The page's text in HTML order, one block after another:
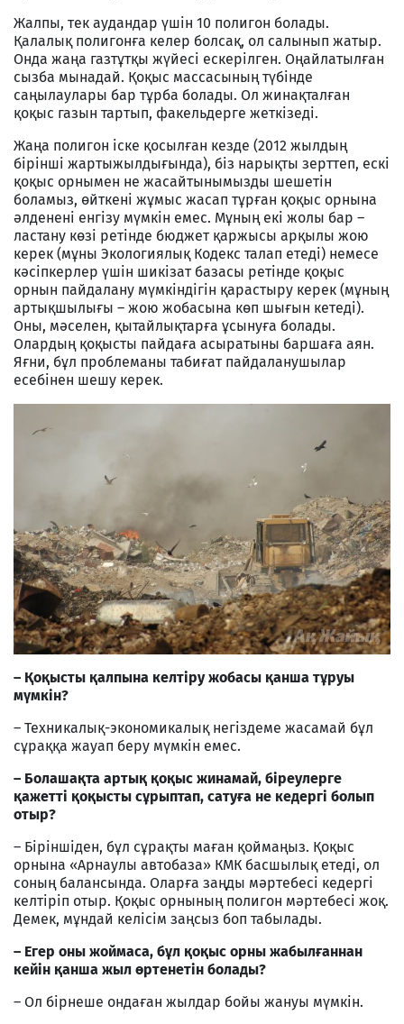
Жалпы, тек аудандар үшін 10 полигон болады.
Қалалық полигонға келер болсақ, ол салынып жатыр.
Онда жаңа газтұтқы жүйесі ескерілген. Оңайлатылған
сызба мынадай. Қоқыс массасының түбінде
саңылаулары бар тұрба болады. Ол жинақталған
қоқыс газын тартып, факельдерге жеткізеді.
Жаңа полигон іске қосылған кезде (2012 жылдың
бірінші жартыжылдығында), біз нарықты зерттеп, ескі
қоқыс орнымен не жасайтынымызды шешетін
боламыз, өйткені жұмыс жасап тұрған қоқыс орнына
әлденені енгізу мүмкін емес. Мұның екі жолы бар –
ластану көзі ретінде бюджет қаржысы арқылы жою
керек (мұны Экологиялық Кодекс талап етеді) немесе
кәсіпкерлер үшін шикізат базасы ретінде қоқыс
орнын пайдалану мүмкіндігін қарастыру керек (мұның
артықшылығы – жою жобасына көп шығын кетеді).
Оны, мәселен, қытайлықтарға ұсынуға болады.
Олардың қоқысты пайдаға асыратыны баршаға аян.
Яғни, бұл проблеманы табиғат пайдаланушылар
есебінен шешу керек.
– Қоқысты қалпына келтіру жобасы қанша тұруы
мүмкін?
– Техникалық-экономикалық негіздеме жасамай бұл
сұраққа жауап беру мүмкін емес.
– Болашақта артық қоқыс жинамай, біреулерге
қажетті қоқысты сұрыптап, сатуға не кедергі болып
отыр?
– Біріншіден, бұл сұрақты маған қоймаңыз. Қоқыс
орнына «Арнаулы автобаза» КМК басшылық етеді, ол
соның балансында. Оларға заңды мәртебесі кедергі
келтіріп отыр. Қоқыс орнының полигон мәртебесі жоқ.
Демек, мұндай келісім заңсыз боп табылады.
– Егер оны жоймаса, бұл қоқыс орны жабылғаннан
кейін қанша жыл өртенетін болады?
– Ол бірнеше ондаған жылдар бойы жануы мүмкін.